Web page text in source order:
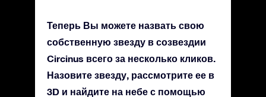
Теперь Вы можете назвать свою
собственную звезду в созвездии
Circinus всего за несколько кликов.
Назовите звезду, рассмотрите ее в
3D и найдите на небе с помощью